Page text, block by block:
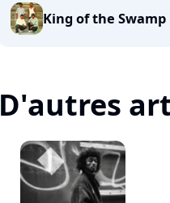
King of the Swamp
D'autres